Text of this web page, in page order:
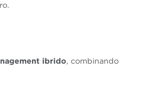
ibrido, combinando